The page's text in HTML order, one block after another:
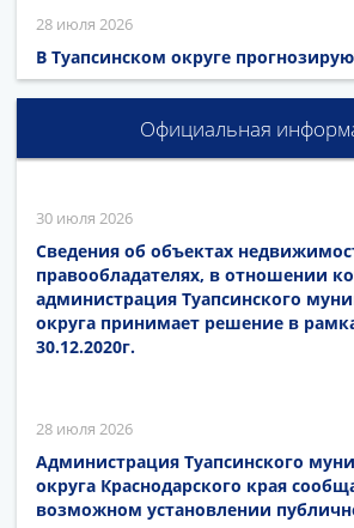
28 июля 2026
В Туапсинском округе
Официальная
30 июля 2026
Сведения об объектах
правообладателях, в отношении
администрация Туапсинского
округа принимает решение в
30.12.2020г.
28 июля 2026
Администрация Туапсинского
округа Краснодарского края
возможном установлении